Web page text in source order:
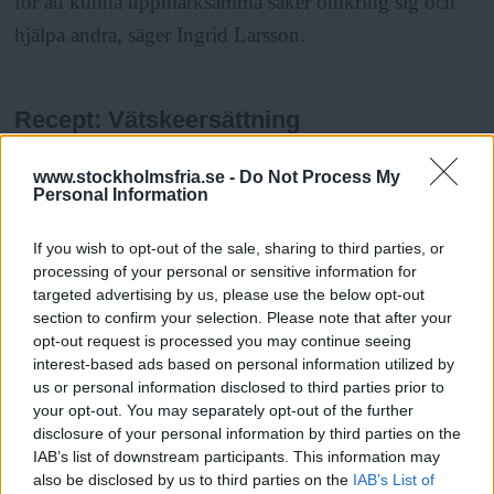
www.stockholmsfria.se - Do Not Process My
Personal Information
If you wish to opt-out of the sale, sharing to third parties, or
processing of your personal or sensitive information for
targeted advertising by us, please use the below opt-out
section to confirm your selection. Please note that after your
opt-out request is processed you may continue seeing
interest-based ads based on personal information utilized by
us or personal information disclosed to third parties prior to
your opt-out. You may separately opt-out of the further
disclosure of your personal information by third parties on the
IAB’s list of downstream participants. This information may
also be disclosed by us to third parties on the IAB’s List of
hjälpa andra, säger Ingrid Larsson.
Recept: Vätskeersättning
Det går att blanda sin egen vätskeersättning. Det är
mycket viktigt att doseringen blir rätt om du blandar
teskedar. Det är viktigt att inte ta för mycket salt och att
använda vanligt salt, inte örtsalt. Du ska bara ana
saltsmaken, det ska smaka som tårar.
Receptet nedan gäller för alla åldrar, även vuxna. Men
för barn under ett år är det säkrast att ge
vätskeersättning från apotek, för att doseringen inte ska
bli fel.